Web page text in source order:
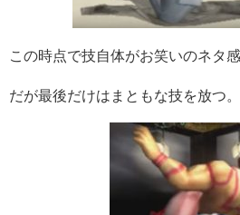
この時点で技自体がお笑いのネタ
だが最後だけはまともな技を放つ。